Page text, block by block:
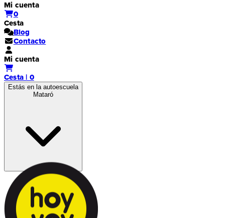
Mi cuenta
0
Cesta
Blog
Contacto
Mi cuenta
Cesta | 0
Estás en la autoescuela
Mataró